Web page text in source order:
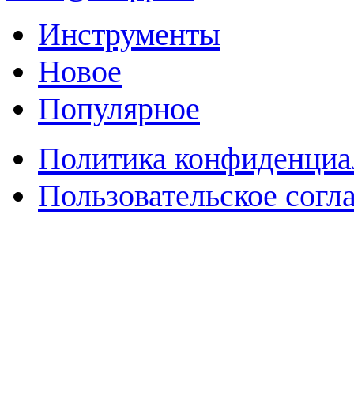
Инструменты
Новое
Популярное
Политика
Пользовательское